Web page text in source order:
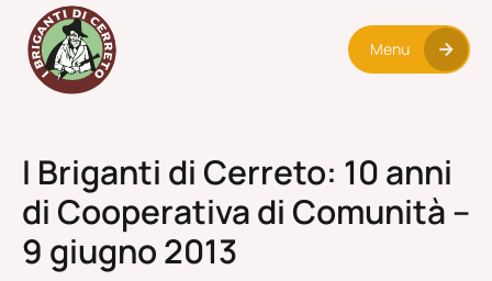
Menu
I Briganti di Cerreto: 10 anni
di Cooperativa di Comunità –
9 giugno 2013